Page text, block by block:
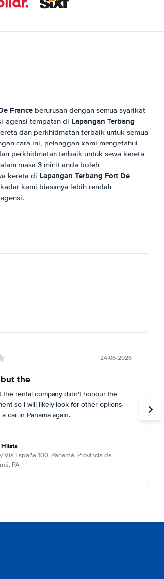
France berurusan dengan semua syarikat
agensi tempatan di Lapangan Terbang
dan perkhidmatan terbaik untuk semua
cara ini, pelanggan kami mengetahui
perkhidmatan terbaik untuk sewa kereta
masa 3 minit anda boleh
kereta di Lapangan Terbang Fort De
kami biasanya lebih rendah
24-06-2026
but the
the rental company didn't honour the
so I will likely look for other options
car in Panama again.
Vía España 100, Panamá, Provincia de
PA